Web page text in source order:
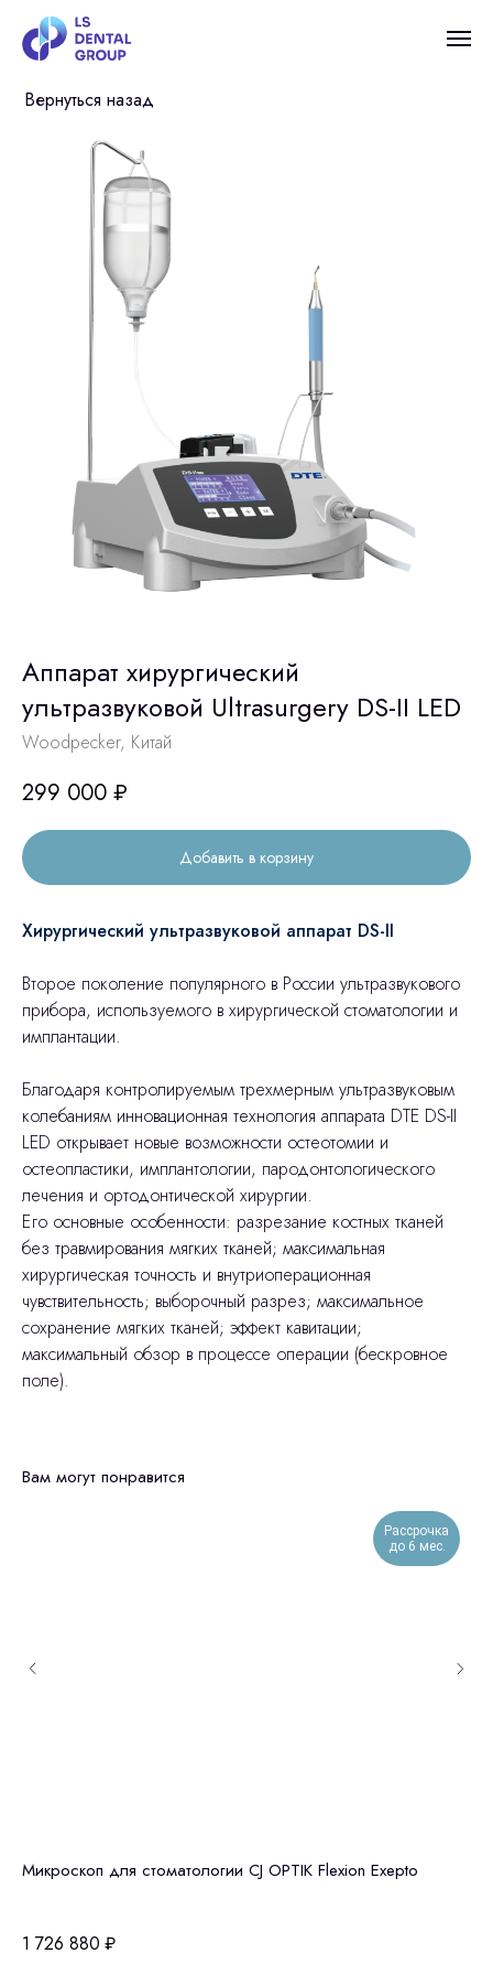
Вернуться назад
Аппарат хирургический
ультразвуковой Ultrasurgery DS-II LED
Woodpecker, Китай
299 000 ₽
Добавить в корзину
Хирургический ультразвуковой аппарат DS-II
Второе поколение популярного в России ультразвукового
прибора, используемого в хирургической стоматологии и
имплантации.
Благодаря контролируемым трехмерным ультразвуковым
колебаниям инновационная технология аппарата DTE DS-II
LED открывает новые возможности остеотомии и
остеопластики, имплантологии, пародонтологического
лечения и ортодонтической хирургии.
Его основные особенности: разрезание костных тканей
без травмирования мягких тканей; максимальная
хирургическая точность и внутриоперационная
чувствительность; выборочный разрез; максимальное
сохранение мягких тканей; эффект кавитации;
максимальный обзор в процессе операции (бескровное
поле).
Вам могут понравится
Рассрочка
до 6 мес.
Микроскоп для стоматологии CJ OPTIK Flexion Exepto
1 726 880 ₽